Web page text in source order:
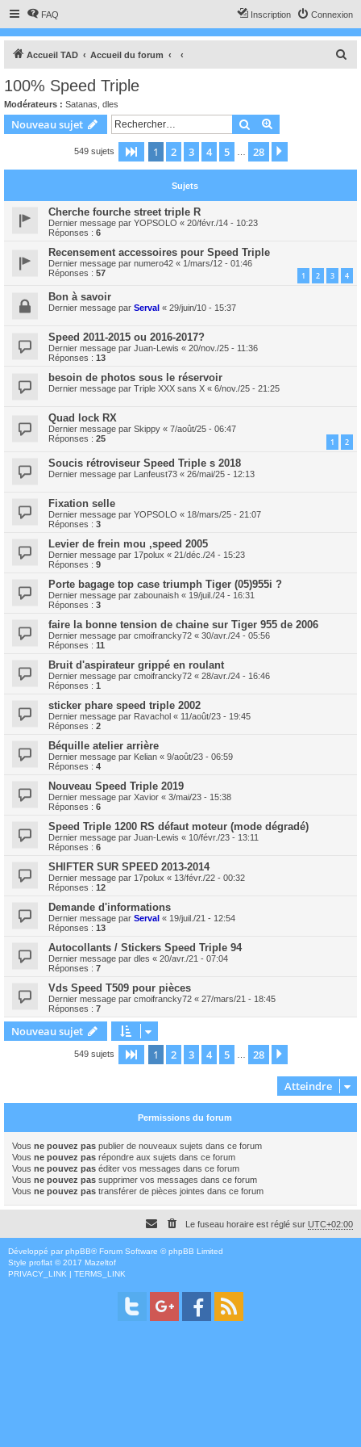
FAQ Connexion
Inscription
Accueil TAD Accueil du forum
c
100% Speed Triple
Modérateurs : Satanas dles
Nouveau sujet Rechercher
549 sujets Page 1sur28
1 2 3 4 5 28
Sujets
Cherche fourche street triple R
Dernier message par YOPSOLO « 20/févr./14 - 10:23
Réponses : 6
Recensement accessoires pour Speed Triple
Dernier message par numero42 « 1/mars/12 - 01:46
Réponses : 57 1 2 3 4
Bon à savoir
Dernier message par Serval « 29/juin/10 - 15:37
Speed 2011-2015 ou 2016-2017?
Dernier message par Juan-Lewis « 20/nov./25 - 11:36
Réponses : 13
besoin de photos sous le réservoir
Dernier message par Triple XXX sans X « 6/nov./25 - 21:25
Quad lock RX
Dernier message par Skippy « 7/août/25 - 06:47
Réponses : 25 1 2
Soucis rétroviseur Speed Triple s 2018
Dernier message par Lanfeust73 « 26/mai/25 - 12:13
Fixation selle
Dernier message par YOPSOLO « 18/mars/25 - 21:07
Réponses : 3
Levier de frein mou ,speed 2005
Dernier message par 17polux « 21/déc./24 - 15:23
Réponses : 9
Porte bagage top case triumph Tiger (05)955i ?
Dernier message par zabounaish « 19/juil./24 - 16:31
Réponses : 3
faire la bonne tension de chaine sur Tiger 955 de 2006
Dernier message par cmoifrancky72 « 30/avr./24 - 05:56
Réponses : 11
Bruit d'aspirateur grippé en roulant
Dernier message par cmoifrancky72 « 28/avr./24 - 16:46
Réponses : 1
sticker phare speed triple 2002
Dernier message par Ravachol « 11/août/23 - 19:45
Réponses : 2
Béquille atelier arrière
Dernier message par Kelian « 9/août/23 - 06:59
Réponses : 4
Nouveau Speed Triple 2019
Dernier message par Xavior « 3/mai/23 - 15:38
Réponses : 6
Speed Triple 1200 RS défaut moteur (mode dégradé)
Dernier message par Juan-Lewis « 10/févr./23 - 13:11
Réponses : 6
SHIFTER SUR SPEED 2013-2014
Dernier message par 17polux « 13/févr./22 - 00:32
Réponses : 12
Demande d'informations
Dernier message par Serval « 19/juil./21 - 12:54
Réponses : 13
Autocollants / Stickers Speed Triple 94
Dernier message par dles « 20/avr./21 - 07:04
Réponses : 7
Vds Speed T509 pour pièces
Dernier message par cmoifrancky72 « 27/mars/21 - 18:45
Réponses : 7
Nouveau sujet
549 sujets Page 1sur28
1 2 3 4 5 28
Atteindre
Permissions du forum
Vous ne pouvez pas publier de nouveaux sujets dans ce forum
Vous ne pouvez pas répondre aux sujets dans ce forum
Vous ne pouvez pas éditer vos messages dans ce forum
Vous ne pouvez pas supprimer vos messages dans ce forum
Vous ne pouvez pas transférer de pièces jointes dans ce forum
Le fuseau horaire est réglé sur UTC+02:00
Développé par phpBB® Forum Software © phpBB Limited
Style proflat © 2017 Mazeltof
PRIVACY_LINK | TERMS_LINK